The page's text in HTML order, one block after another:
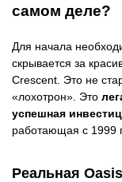
самом деле?
Для начала
скрывается за
Crescent. Это не
«лохотрон». Это
успешная
работающая с 1999
Реальная